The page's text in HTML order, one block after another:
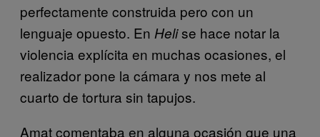
perfectamente construida pero con un
lenguaje opuesto. En Helise hace notar la
violencia explícita en muchas ocasiones, el
realizador pone la cámara y nos mete al
cuarto de tortura sin tapujos.
Amat comentaba en alguna ocasión que una